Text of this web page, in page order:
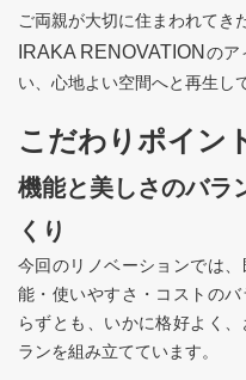
ご両親が大切に住まわれてき
IRAKA RENOVATION のア
い、心地よい空間へと再生し
こだわりポイン
機能と美しさのバラ
くり
今回のリノベーションでは
能・使いやすさ・コストの
らずとも、いかに格好よく
ランを組み立てています。